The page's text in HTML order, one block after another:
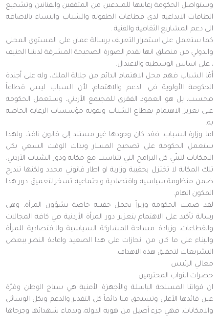
وستواصل الحكومة رعايتها للمبدعين من المثقفين والفنانين وتشجيع
الطاقات الابداعية لدى قطاعات الطفولة والشباب والنساء بالاضافة
الى دعم المشاريع الثقافية والفنية .
كما ستعمل على استمرار التعريف برسالة عمان على المستوى المحلي
والدولي من منطلق انها تقدم الصورة الصحيحة المشرقة لديننا الحنيف
، على اساس الوسطية والاعتدال.
أمّا الشباب فهم محل الاهتمام الدائم من جلالة الملك، وله على أجندة
الحكومة الأولوية في الدعم والاهتمام، لأن الشباب ليس قطاعاً
فحسب، بل هو العمود الفقري للمجتمع الأردني، وستعمل الحكومة
على تعزيز الاهتمام بقطاع الشباب وتقوية مؤسسات الرعاية الخاصة
به.
اما وزارة الشباب، فقد كان وجودها غير مستند إلى قانون نافذ، ولهذا
ستعمل الحكومة على تصحيح المسار وبذات الوقت السعي بكل
الامكانات لتبنّي كل البرامج التي تتناسب مع مكانة ودور الشباب الأردني.
تلك المكانة لا تختزل بحقيبة وزارية او اطار قانوني محدد ولكنها تندرج
ضمن منظومة سياسية واقتصادية واجتماعية تسخر لتعميق دور هذا
المكون الهام.
لقد ضمت الحكومة وزيراً يحمل حقيبة خاصة بشؤون المرأة، وهي
رسالة تأكيد على الاهتمام بتعزيز دور المرأة الأردنية في كافة المجالات
والقطاعات، وزيادة مساحة المشاركة السياسية والاقتصادية للمرأة
والبناء على ما كان من انجازات على هذا الصعيد واعادة النظر ببعض
التشريعات لتحقيق هذه الاهداف.
معالي الرئيس
حضرات النواب المحترمين
ان قواتنا المسلحة الباسلة والأجهزة الأمنية هي سياج الوطن وقرّة
عين قائدها الأعلى وتستحق منا دائماً كل التقدير والدعم وبكل الوسائل
والامكانات، فهي جزء أصيل من هوية الدولة، وبدماء شهدائها وجرحاها